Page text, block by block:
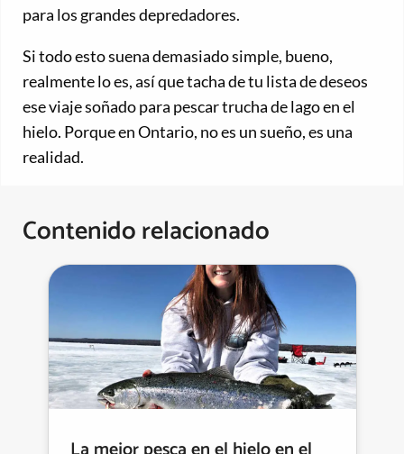
para los grandes depredadores.
Si todo esto suena demasiado simple, bueno,
realmente lo es, así que tacha de tu lista de deseos
ese viaje soñado para pescar trucha de lago en el
hielo. Porque en Ontario, no es un sueño, es una
realidad.
Contenido relacionado